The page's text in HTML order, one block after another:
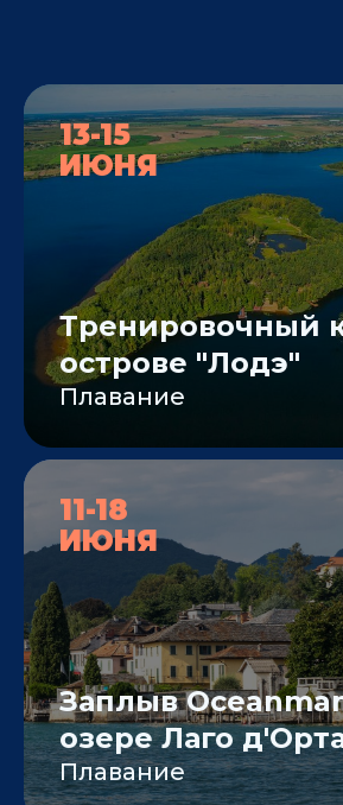
13-15
ИЮНЯ
Тренировочный
острове "Лодэ"
Плавание
11-18
ИЮНЯ
Заплыв
озере Лаго
Плавание